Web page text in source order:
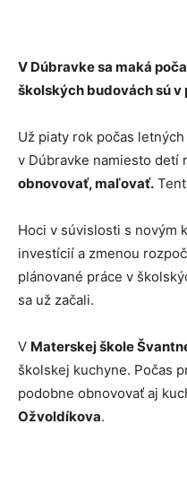
V Dúbravke sa maká
školských budovách sú v
Už piaty rok počas
v Dúbravke namiesto detí
obnovovať, maľovať.
Hoci v súvislosti s novým
investícií a zmenou
plánované práce v
sa už začali.
V Materskej škole
školskej kuchyne. Počas
podobne obnovovať aj
Ožvoldíkova.